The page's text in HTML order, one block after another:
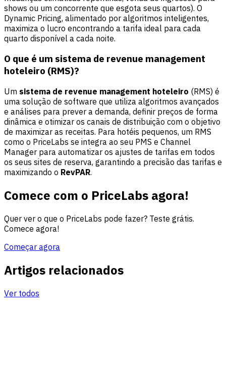
shows ou um concorrente que esgota seus quartos). O
Dynamic Pricing, alimentado por algoritmos inteligentes,
maximiza o lucro encontrando a tarifa ideal para cada
quarto disponível a cada noite.
O que é um sistema de revenue management
hoteleiro (RMS)?
Um sistema de revenue management hoteleiro (RMS) é
uma solução de software que utiliza algoritmos avançados
e análises para prever a demanda, definir preços de forma
dinâmica e otimizar os canais de distribuição com o objetivo
de maximizar as receitas. Para hotéis pequenos, um RMS
como o PriceLabs se integra ao seu PMS e Channel
Manager para automatizar os ajustes de tarifas em todos
os seus sites de reserva, garantindo a precisão das tarifas e
maximizando o RevPAR.
Comece com o PriceLabs agora!
Quer ver o que o PriceLabs pode fazer? Teste grátis.
Comece agora!
Começar agora
Artigos relacionados
Ver todos